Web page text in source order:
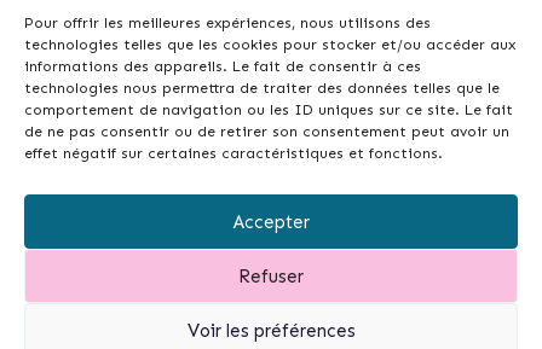
Pour offrir les meilleures expériences, nous utilisons des
technologies telles que les cookies pour stocker et/ou accéder aux
informations des appareils. Le fait de consentir à ces
technologies nous permettra de traiter des données telles que le
comportement de navigation ou les ID uniques sur ce site. Le fait
de ne pas consentir ou de retirer son consentement peut avoir un
effet négatif sur certaines caractéristiques et fonctions.
Accepter
Refuser
Voir les préférences
• Termes et conditions
• Guenrouët.fr
© 2026 Théla -Nicolas Le Gall
Ce site dans votre commune ?
tous•tes, permettant de développer les liens
intergénérationnels et la vie de votre ville ou
Contactez-moi pour en discuter.